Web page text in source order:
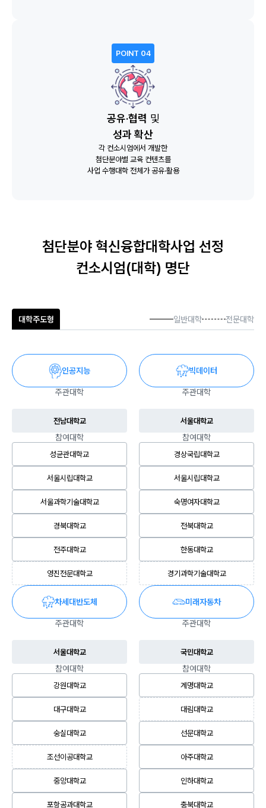
POINT 04
공유·협력 및
성과 확산
각 컨소시엄에서 개발한
첨단분야별 교육 컨텐츠를
사업 수행대학 전체가 공유·활용
첨단분야 혁신융합대학사업 선정
컨소시엄(대학) 명단
대학주도형 일반대학 전문대학
인공지능
주관대학
전남대학교
참여대학
성균관대학교
서울시립대학교
서울과학기술대학교
경북대학교
전주대학교
영진전문대학교
빅데이터
주관대학
서울대학교
참여대학
경상국립대학교
서울시립대학교
숙명여자대학교
전북대학교
한동대학교
경기과학기술대학교
차세대반도체
주관대학
서울대학교
참여대학
강원대학교
대구대학교
숭실대학교
조선이공대학교
중앙대학교
포항공과대학교
미래자동차
주관대학
국민대학교
참여대학
계명대학교
대림대학교
선문대학교
아주대학교
인하대학교
충북대학교